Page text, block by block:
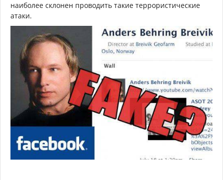
наиболее склонен проводить такие террористические
атаки.